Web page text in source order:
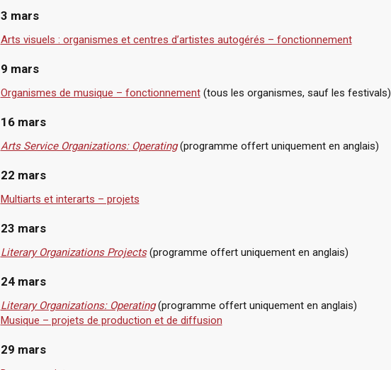
3 mars
Arts visuels : organismes et centres d’artistes autogérés – fonctionnement
9 mars
Organismes de musique – fonctionnement(tous les organismes, sauf les festivals)
16 mars
Arts Service Organizations: Operating(programme offert uniquement en anglais)
22 mars
Multiarts et interarts – projets
23 mars
Literary Organizations Projects(programme offert uniquement en anglais)
24 mars
Literary Organizations: Operating(programme offert uniquement en anglais)
Musique – projets de production et de diffusion
29 mars